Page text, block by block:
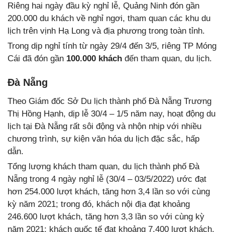
Riêng hai ngày đầu kỳ nghỉ lễ, Quảng Ninh đón gần
200.000 du khách về nghỉ ngơi, tham quan các khu du
lịch trên vịnh Hạ Long và địa phương trong toàn tỉnh.
Trong dịp nghỉ tính từ ngày 29/4 đến 3/5, riêng TP Móng
Cái đã đón gần 100.000 khách đến tham quan, du lịch.
Đà Nẵng
Theo Giám đốc Sở Du lịch thành phố Đà Nẵng Trương
Thị Hồng Hạnh, dịp lễ 30/4 – 1/5 năm nay, hoạt động du
lịch tại Đà Nẵng rất sôi động và nhộn nhịp với nhiều
chương trình, sự kiện văn hóa du lịch đặc sắc, hấp
dẫn.
Tổng lượng khách tham quan, du lịch thành phố Đà
Nẵng trong 4 ngày nghỉ lễ (30/4 – 03/5/2022) ước đạt
hơn 254.000 lượt khách, tăng hơn 3,4 lần so với cùng
kỳ năm 2021; trong đó, khách nội địa đạt khoảng
246.600 lượt khách, tăng hơn 3,3 lần so với cùng kỳ
năm 2021; khách quốc tế đạt khoảng 7.400 lượt khách,